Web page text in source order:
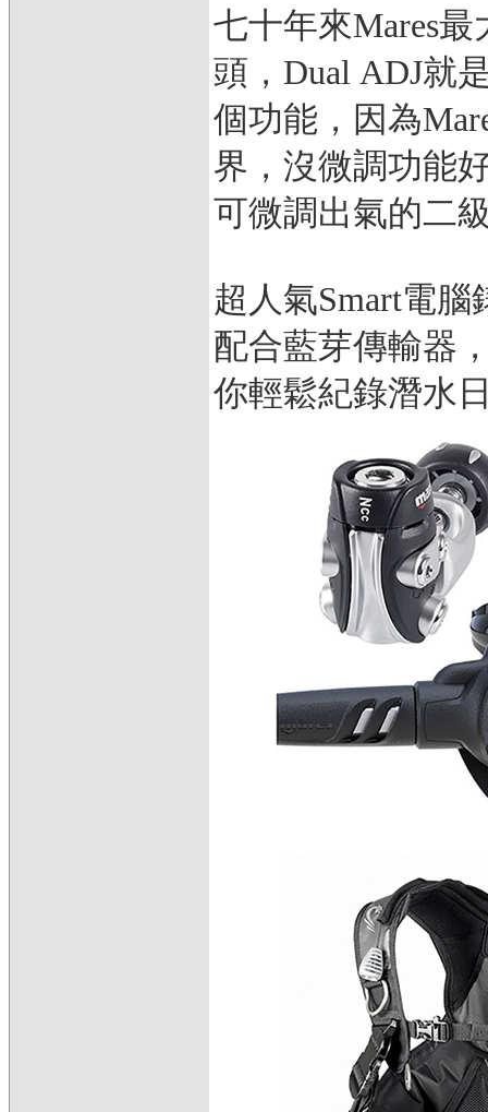
七十年來Mares
頭，Dual ADJ就
個功能，因為
界，沒微調功能
可微調出氣的二
超人氣Smart電
配合藍芽傳輸器
你輕鬆紀錄潛水